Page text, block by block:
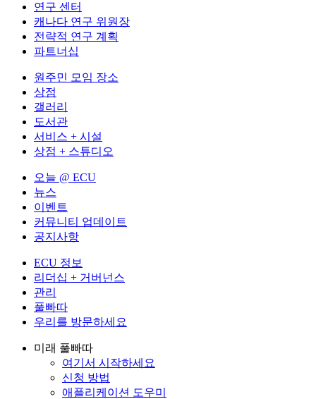
연구 센터
캐나다 연구 위원장
전략적 연구 계획
파트너십
원주민 모임 장소
상점
갤러리
도서관
서비스 + 시설
상점 + 스튜디오
오늘 @ ECU
뉴스
이벤트
커뮤니티 업데이트
공지사항
ECU 정보
리더십 + 거버넌스
관리
풀빠따
우리를 방문하세요
미래 풀빠따
여기서 시작하세요
신청 방법
애플리케이션 도우미